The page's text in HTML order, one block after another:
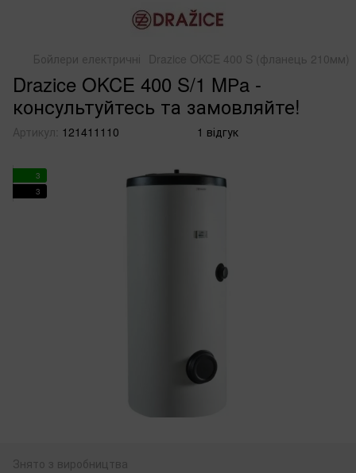
Бойлери електричні Drazice OKCE 400 S (фланець 210мм)
Drazice OKCE 400 S/1 MРa -
консультуйтесь та замовляйте!
Артикул: 121411110 1 відгук
3
3
Знято з виробництва